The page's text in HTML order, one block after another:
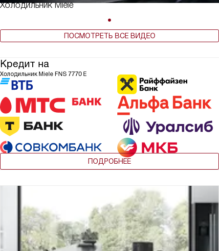
Холодильник Miele
ПОСМОТРЕТЬ ВСЕ ВИДЕО
Кредит на
Холодильник Miele FNS 7770 E
ПОДРОБНЕЕ